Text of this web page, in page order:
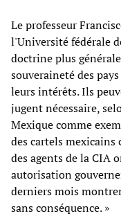
Le professeur
l'Université fédérale
doctrine plus
souveraineté des
leurs intérêts. Ils
jugent nécessaire,
Mexique comme
des cartels
des agents de la CIA
autorisation
derniers mois
sans conséquence. »